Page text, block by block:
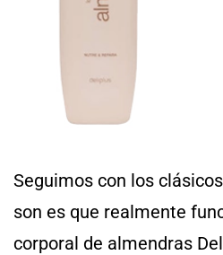
Seguimos con los
son es que realmente
corporal de almendras